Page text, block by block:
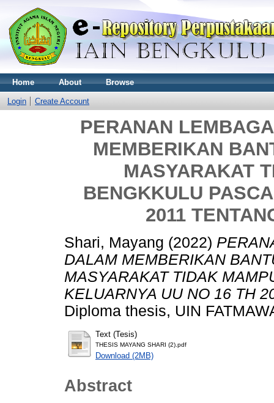
Home About Browse
Login Create Account
PERANAN
MEMBERIKAN
MASYARAKAT
BENGKKULU
2011
Shari, Mayang (2022)
DALAM MEMBERIKAN
MASYARAKAT TIDAK
KELUARNYA UU NO 16 TH
Diploma thesis, UIN
Text (Tesis)
THESIS MAYANG SHARI (2).pdf
Download (2MB)
Abstract